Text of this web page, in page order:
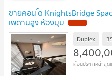
ขายคอนโด KnightsBridge
เพดานสูง ห้องมุม
Duplex